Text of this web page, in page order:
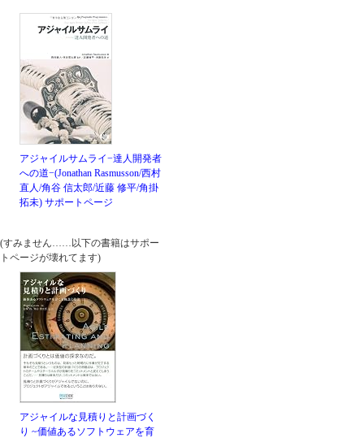
アジャイルサムライ−達人開発者
への道−(Jonathan Rasmusson/西村
直人/角谷 信太郎/近藤 修平/角掛
拓未) サポートページ
(すみません……以下の書籍はサポー
トページが壊れてます)
アジャイルな見積りと計画づく
り ~価値あるソフトウェアを育